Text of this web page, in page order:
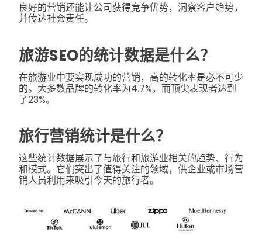
良好的营销还能让公司获得竞争优势，洞察客户趋势，
并传达社会责任。
旅游SEO的统计数据是什么？
在旅游业中要实现成功的营销，高的转化率是必不可少
的。大多数品牌的转化率为4.7%，而顶尖表现者达到
了23%。
旅行营销统计是什么？
这些统计数据展示了与旅行和旅游业相关的趋势、行为
和模式。它们突出了值得关注的领域，供企业或市场营
销人员利用来吸引今天的旅行者。